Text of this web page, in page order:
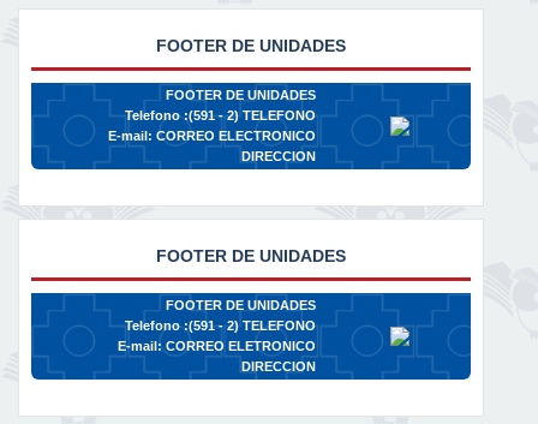
FOOTER DE UNIDADES
FOOTER DE UNIDADES
Telefono :(591 - 2)TELEFONO
E-mail: CORREO ELECTRONICO
DIRECCION
FOOTER DE UNIDADES
FOOTER DE UNIDADES
Telefono :(591 - 2)TELEFONO
E-mail:CORREO ELETRONICO
DIRECCION